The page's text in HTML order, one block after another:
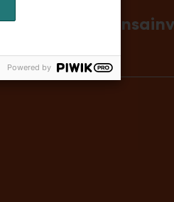
Helsingin
Powered by